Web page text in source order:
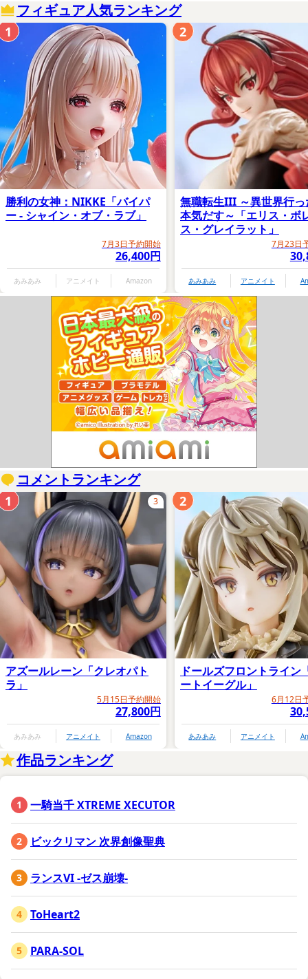
フィギュア人気ランキング
勝利の女神：NIKKE「バイパ
ー - シャイン・オブ・ラブ」
7月3日予約開始
26,400円
あみあみ アニメイト Amazon
1
無職転生III ～異世界行っ
本気だす～「エリス・ボ
ス・グレイラット」
7月23日
あみあみ アニメイト
2
コメントランキング
アズールレーン「クレオパト
ラ」
5月15日予約開始
27,800円
あみあみ アニメイト Amazon
3
1
ドールズフロントライン
ートイーグル」
6月12日
あみあみ アニメイト
2
作品ランキング
一騎当千 XTREME XECUTOR
ビックリマン 次界創像聖典
ランスVI -ゼス崩壊-
ToHeart2
PARA-SOL